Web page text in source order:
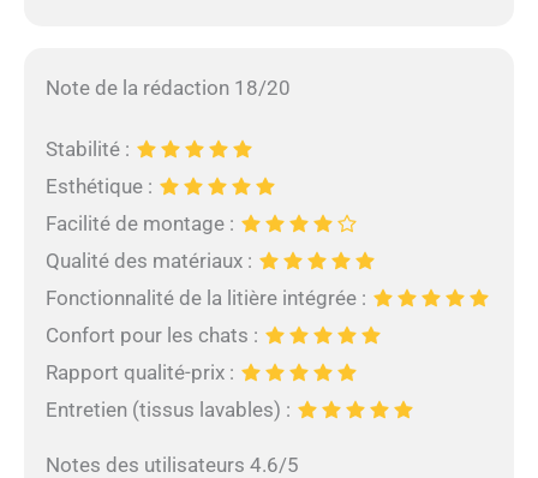
Note de la rédaction 18/20
Stabilité :
Esthétique :
Facilité de montage :
Qualité des matériaux :
Fonctionnalité de la litière intégrée :
Confort pour les chats :
Rapport qualité-prix :
Entretien (tissus lavables) :
Notes des utilisateurs 4.6/5